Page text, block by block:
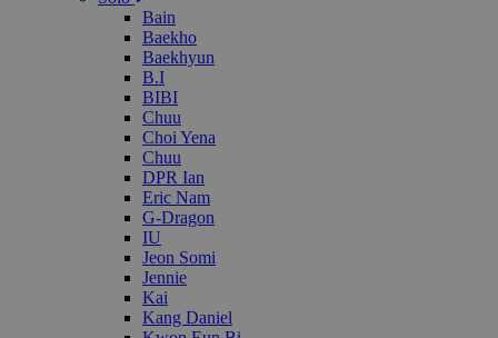
Bain
Baekho
Baekhyun
B.I
BIBI
Chuu
Choi Yena
Chuu
DPR Ian
Eric Nam
G-Dragon
IU
Jeon Somi
Jennie
Kai
Kang Daniel